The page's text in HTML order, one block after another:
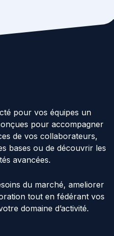
pour vos équipes un
pour accompagner
de vos collaborateurs,
bases ou de découvrir les
avancées.
du marché, ameliorer
tout en fédérant vos
domaine d’activité.